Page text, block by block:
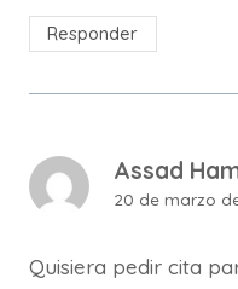
Responder
Assad
20 de marzo
Quisiera pedir cita